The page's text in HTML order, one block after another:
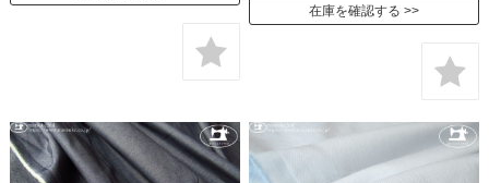
在庫を確認する